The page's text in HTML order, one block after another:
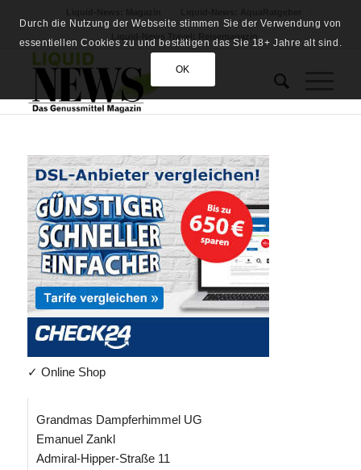
✓ Online Shop
Grandmas Dampferhimmel UG
Emanuel Zankl
Admiral-Hipper-Straße 11
Durch die Nutzung der Webseite stimmen Sie der Verwendung von
essentiellen Cookies zu und bestätigen das Sie 18+ Jahre alt sind.
OK